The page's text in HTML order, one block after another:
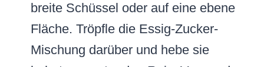
breite Schüssel oder auf eine ebene
Fläche. Tröpfle die Essig-Zucker-
Mischung darüber und hebe sie